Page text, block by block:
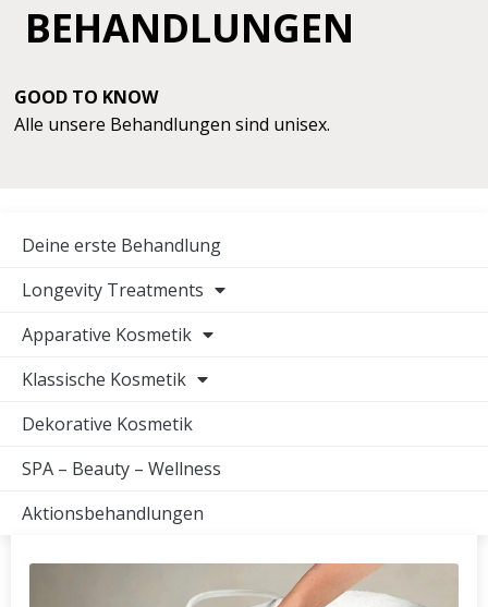
BEHANDLUNGEN
GOOD TO KNOW
Alle unsere Behandlungen sind unisex.
Deine erste Behandlung
Longevity Treatments
Apparative Kosmetik
Klassische Kosmetik
Dekorative Kosmetik
SPA – Beauty – Wellness
Aktionsbehandlungen